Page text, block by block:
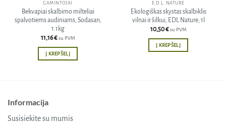
GAMINTOJAI
Bekvapiai skalbimo milteliai
spalvotiems audiniams, Sodasan,
1.1kg
11,16€ su PVM
Į KREPŠELĮ
E.D.L. NATURE
Ekologiškas skystas skalbiklis
vilnai ir šilkui, EDL Nature, 1l
10,50€ su PVM
Į KREPŠELĮ
Informacija
Susisiekite su mumis